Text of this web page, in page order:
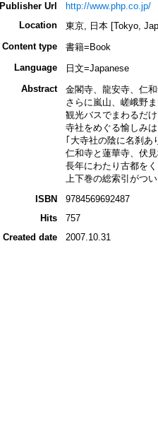
Publisher Url
http://www.php.co.jp/
Location
東京, 日本 [Tokyo,
Content type
書籍=Book
Language
日文=Japanese
Abstract
金閣寺、龍安寺、仁
さらに嵐山、嵯峨野
観光バスでまわるだ
寺社をめぐる愉しみ
｢大寺社の陰に名刹あ
仁和寺と蓮華寺、伏
長年にわたり古都を
上下巻の総索引がつ
ISBN
9784569692487
Hits
757
Created date
2007.10.31